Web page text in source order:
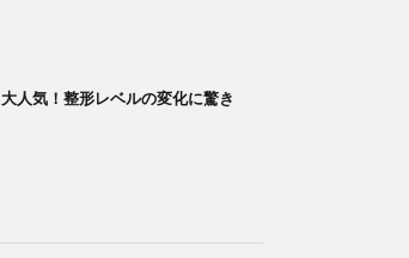
大人気！整形レベルの変化に驚き